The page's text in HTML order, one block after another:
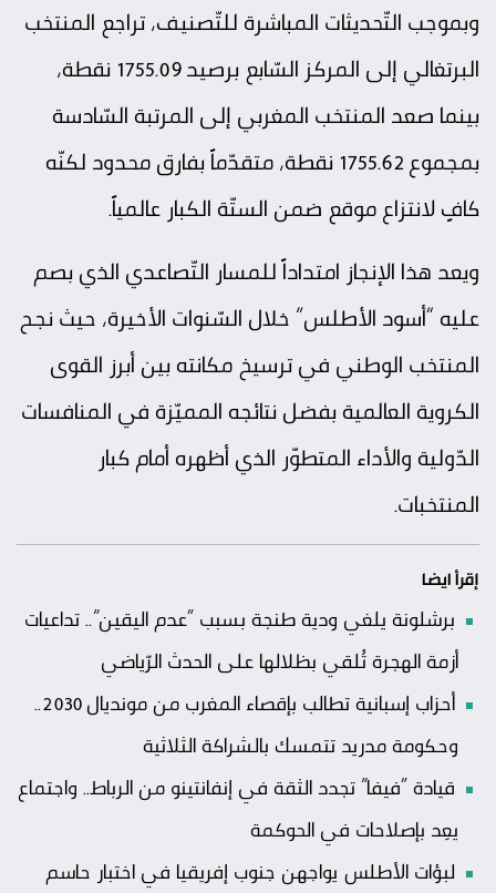
وبموجب التّحديثات المباشرة للتّصنيف، تراجع المنتخب
البرتغالي إلى المركز السّابع برصيد 1755.09 نقطة،
بينما صعد المنتخب المغربي إلى المرتبة السّادسة
بمجموع 1755.62 نقطة، متقدّماً بفارق محدود لكنّه
كافٍ لانتزاع موقع ضمن الستّة الكبار عالمياً.
ويعد هذا الإنجاز امتداداً للمسار التّصاعدي الذي بصم
عليه “أسود الأطلس” خلال السّنوات الأخيرة، حيث نجح
المنتخب الوطني في ترسيخ مكانته بين أبرز القوى
الكروية العالمية بفضل نتائجه المميّزة في المنافسات
الدّولية والأداء المتطوّر الذي أظهره أمام كبار
المنتخبات.
إقرأ ايضا
برشلونة يلغي ودية طنجة بسبب “عدم اليقين”.. تداعيات
أزمة الهجرة تُلقي بظلالها على الحدث الرّياضي
أحزاب إسبانية تطالب بإقصاء المغرب من مونديال 2030..
وحكومة مدريد تتمسك بالشراكة الثلاثية
قيادة “فيفا” تجدد الثقة في إنفانتينو من الرباط.. واجتماع
يعِد بإصلاحات في الحوكمة
لبؤات الأطلس يواجهن جنوب إفريقيا في اختبار حاسم